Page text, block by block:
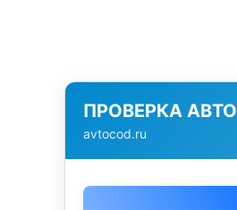
ПРОВЕРКА АВТО
avtocod.ru